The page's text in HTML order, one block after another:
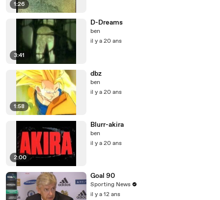
1:26
3:41
D-Dreams
ben
il y a 20 ans
1:58
dbz
ben
il y a 20 ans
2:00
Blurr-akira
ben
il y a 20 ans
Goal 90
Sporting News
il y a 12 ans